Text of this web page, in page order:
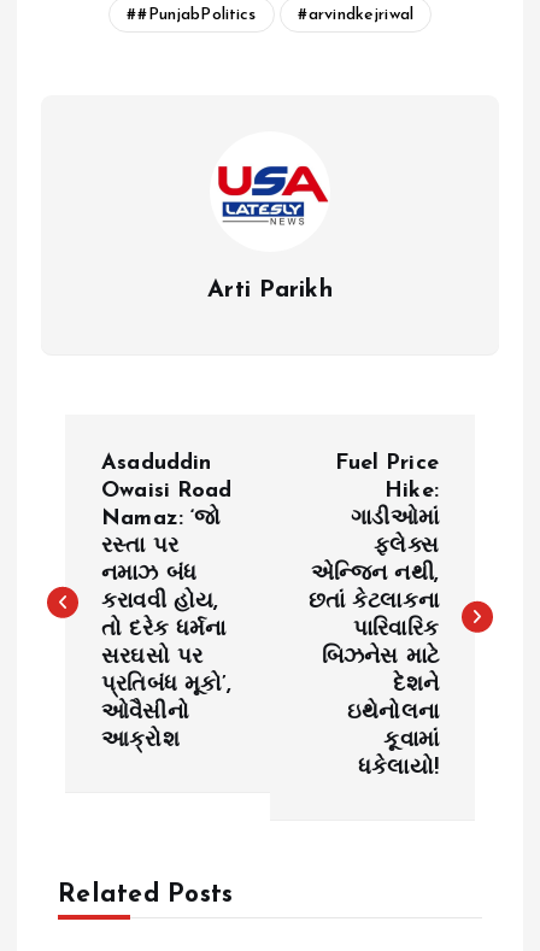
#PunjabPolitics arvindkejriwal
Arti Parikh
t
g
Asaduddin
Owaisi Road
Namaz: ‘જો
રસ્તા પર
નમાઝ બંધ
કરાવવી હોય,
તો દરેક ધર્મના
સરઘસો પર
પ્રતિબંધ મૂકો’,
ઓવૈસીનો
આક્રોશ
Fuel Price
Hike:
ગાડીઓમાં
ફ્લેક્સ
એન્જિન નથી,
છતાં કેટલાકના
પારિવારિક
બિઝનેસ માટે
દેશને
ઇથેનોલના
કૂવામાં
ધકેલાયો!
Related Posts